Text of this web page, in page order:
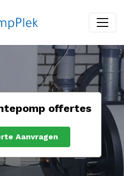
offertes
Aanvragen